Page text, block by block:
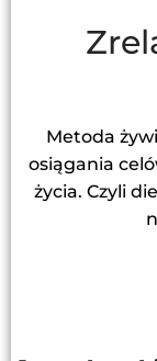
Metoda
osiągania
życia. Czyli